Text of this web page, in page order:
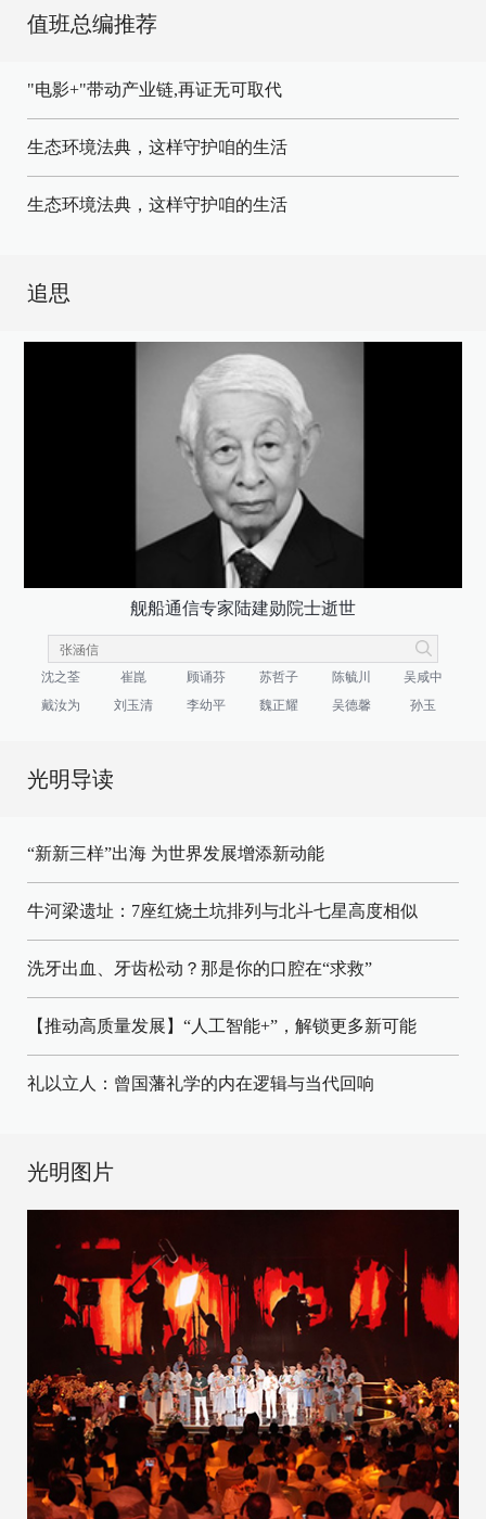
值班总编推荐
"电影+"带动产业链,再证无可取代
生态环境法典，这样守护咱的生活
生态环境法典，这样守护咱的生活
追思
舰船通信专家陆建勋院士逝世
沈之荃 崔崑 顾诵芬 苏哲子 陈毓川
吴咸中
戴汝为
刘玉清 李幼平 魏正耀 吴德馨 孙玉
光明导读
“新新三样”出海 为世界发展增添新动能
牛河梁遗址：7座红烧土坑排列与北斗七星高度相似
洗牙出血、牙齿松动？那是你的口腔在“求救”
【推动高质量发展】“人工智能+”，解锁更多新可能
礼以立人：曾国藩礼学的内在逻辑与当代回响
光明图片